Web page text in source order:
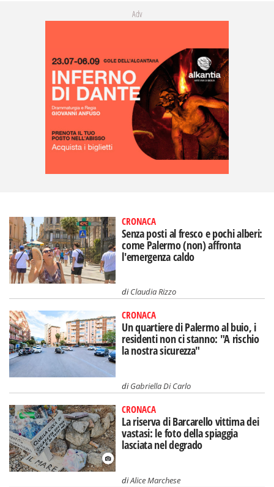
Adv
CRONACA
Senza posti al fresco e pochi alberi:
come Palermo (non) affronta
l'emergenza caldo
diClaudia Rizzo
CRONACA
Un quartiere di Palermo al buio, i
residenti non ci stanno: "A rischio
la nostra sicurezza"
diGabriella Di Carlo
CRONACA
La riserva di Barcarello vittima dei
vastasi: le foto della spiaggia
lasciata nel degrado
diAlice Marchese